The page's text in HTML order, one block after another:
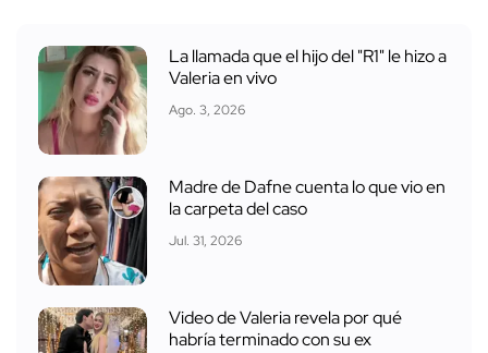
La llamada que el hijo del "R1" le hizo a
Valeria en vivo
Ago. 3, 2026
Madre de Dafne cuenta lo que vio en
la carpeta del caso
Jul. 31, 2026
Video de Valeria revela por qué
habría terminado con su ex